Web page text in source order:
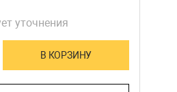
уточнения
В КОРЗИНУ